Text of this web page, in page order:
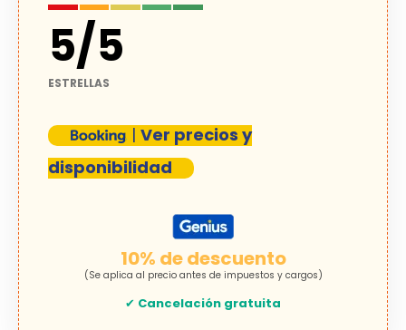
5/5
ESTRELLAS
| Ver precios y
disponibilidad
10% de descuento
(Se aplica al precio antes de impuestos y cargos)
✔ Cancelación gratuita